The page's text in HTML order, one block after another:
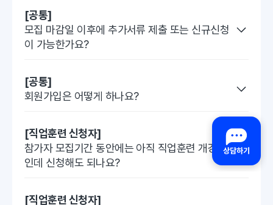
[공통]
모집 마감일 이후에 추가서류 제출 또는 신규신청
이 가능한가요?
[공통]
회원가입은 어떻게 하나요?
[직업훈련 신청자]
참가자 모집기간 동안에는 아직 직업훈련 개강 전
인데 신청해도 되나요?
[직업훈련 신청자]